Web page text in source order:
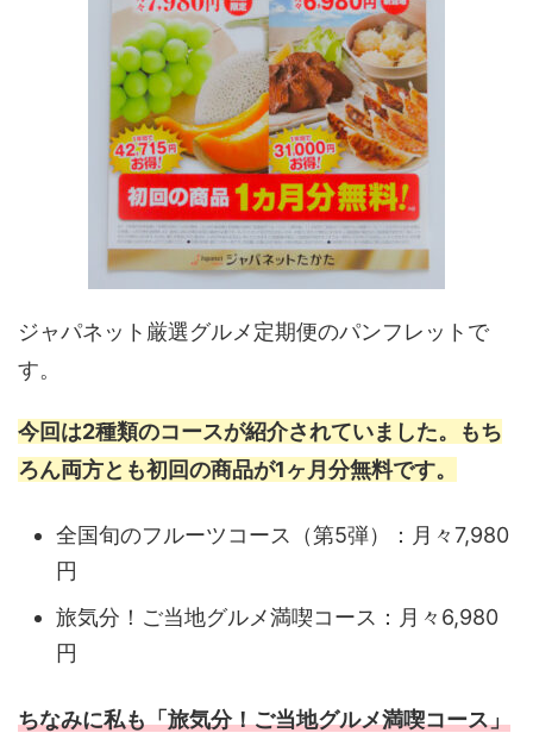
ジャパネット厳選グルメ定期便のパンフレットで
す。
今回は2種類のコースが紹介されていました。もち
ろん両方とも初回の商品が1ヶ月分無料です。
全国旬のフルーツコース（第5弾）：月々7,980
円
旅気分！ご当地グルメ満喫コース：月々6,980
円
ちなみに私も「旅気分！ご当地グルメ満喫コース」